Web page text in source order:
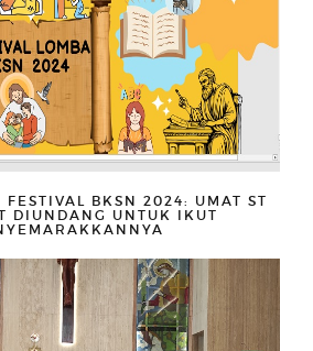
FESTIVAL BKSN 2024: UMAT ST
DIUNDANG UNTUK IKUT